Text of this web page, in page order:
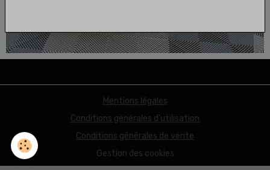
Mentions légales
Conditions générales d'utilisation
Conditions générales de vente
Gestion des cookies